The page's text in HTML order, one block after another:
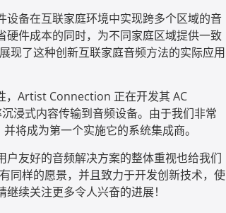
设备在互联家庭环境中实现跨多个区域的音
件成本的同时，为不同家庭区域提供一致
现了这种创新互联家庭音频方法的实际应用
，Artist Connection 正在开发其 AC
浸式内容传输到音频设备。由于我们非常
将成为第一个实施它的系统集成商。
友好的音频解决方案的整体重视也给我们
样的愿景，并且致力于开发创新技术，使
续关注更多令人兴奋的进展！